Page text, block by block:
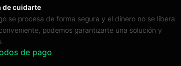
de cuidarte
se procesa de forma segura y el dinero no se libera
podemos garantizarte una solución y
de pago